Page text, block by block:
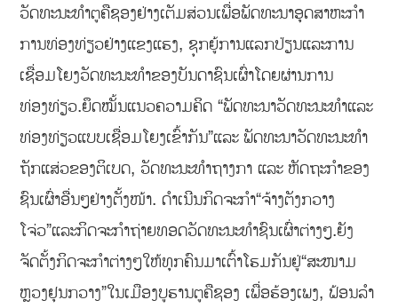
ວັດທະນະທຳຕູຄືຊອງຢ່າງເຕັມສ່ວນເພື່ອພັດທະນາອຸດສາຫະກຳ
ການທ່ອງທ່ຽວຢ່າງແຂງແຮງ, ຊຸກຍູ້ການແລກປ່ຽນແລະການ
ເຊື່ອມໂຍງວັດທະນະທໍາຂອງບັນດາຊົນເຜົ່າໂດຍຜ່ານການ
ທ່ອງທ່ຽວ.ຍຶດໝັ້ນແນວຄວາມຄິດ “ພັດທະນາວັດທະນະທຳແລະ
ທ່ອງທ່ຽວແບບເຊື່ອມໂຍງເຂົ້າກັນ”ແລະ ພັດທະນາວັດທະນະທຳ
ຖັກແສ່ວຂອງຕິເບດ, ວັດທະນະທຳຖາງກາ ແລະ ຫັດຖະກຳຂອງ
ຊົນເຜົ່າອື່ນໆຢ່າງຕັ້ງໜ້າ. ດຳເນີນກິດຈະກຳ“ຈ້າງຕັງກວາງ
ໂຈ່ວ”ແລະກິດຈະກຳຖ່າຍທອດວັດທະນະທຳຊົນເຜົ່າຕ່າງໆ.ຍັງ
ຈັດຕັ້ງກິດຈະກຳຕ່າງໆໃຫ້ທຸກຄົນມາເຕົ້າໂຮມກັນຢູ່“ສະໜາມ
ຫຼວງຢຸນກວາງ”ໃນເມືອງບູຮານຕູຄືຊອງ ເພື່ອຮ້ອງເພງ, ຟ້ອນລຳ